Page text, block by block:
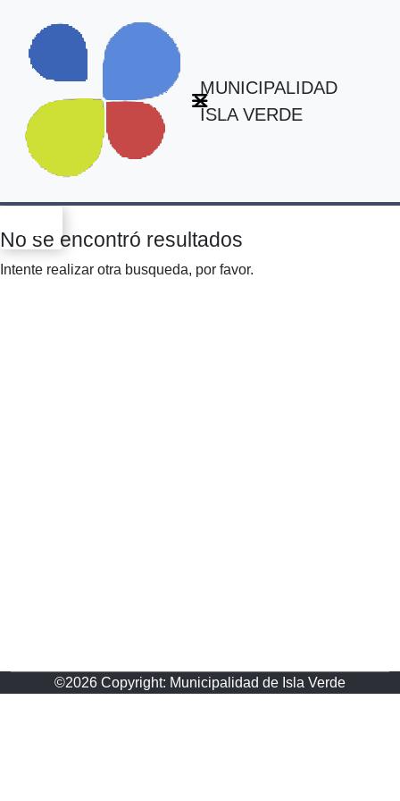
MUNICIPALIDAD
ISLA VERDE
No se encontró resultados
Intente realizar otra busqueda, por favor.
©2026 Copyright: Municipalidad de Isla Verde